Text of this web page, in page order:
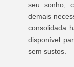
seu sonho,
demais
consolidada
disponível
sem sustos.